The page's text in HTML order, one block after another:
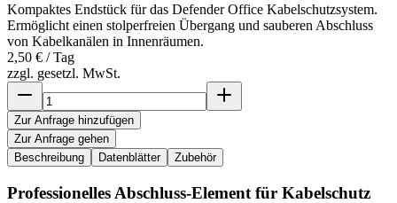
Kompaktes Endstück für das Defender Office Kabelschutzsystem.
Ermöglicht einen stolperfreien Übergang und sauberen Abschluss
von Kabelkanälen in Innenräumen.
2,50 € / Tag
zzgl. gesetzl. MwSt.
Zur Anfrage hinzufügen
Zur Anfrage gehen
Beschreibung
Datenblätter Zubehör
Professionelles Abschluss-Element für Kabelschutz